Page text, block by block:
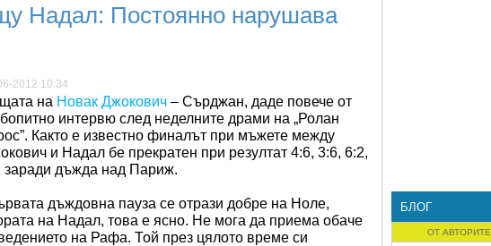
Надал: Постоянно нарушава
2012 10:34
на Новак Джокович – Сърджан, даде повече от
интервю след неделните драми на „Ролан
Както е известно финалът при мъжете между
и Надал бе прекратен при резултат 4:6, 3:6, 6:2,
заради дъжда над Париж.
дъждовна пауза се отрази добре на Ноле,
на Надал, това е ясно. Не мога да приема обаче
на Рафа. Той през цялото време си
БЛОГ
ОТ АВТОРИТЕ